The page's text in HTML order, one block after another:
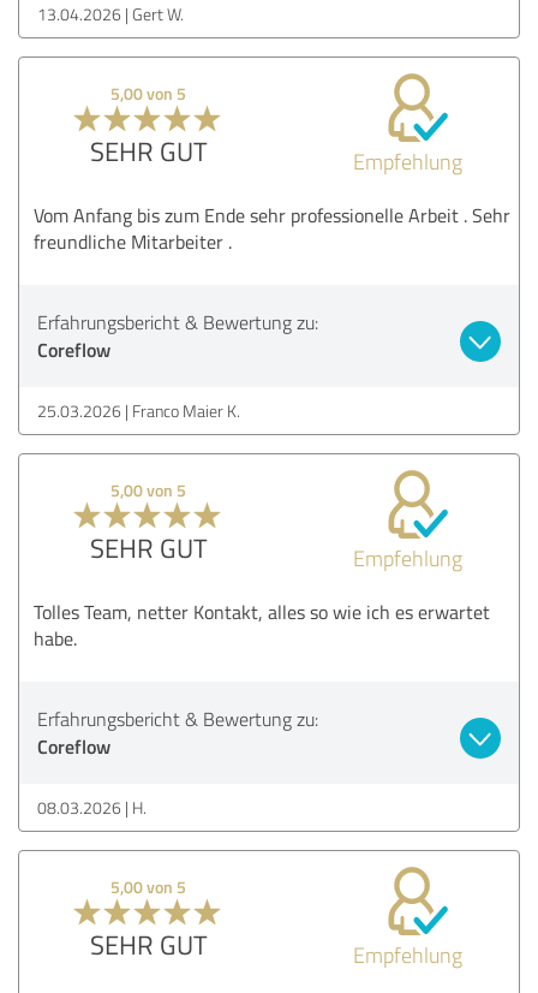
13.04.2026 Gert W.
5,00 von 5
SEHR GUT Empfehlung
Vom Anfang bis zum Ende sehr professionelle Arbeit . Sehr
freundliche Mitarbeiter .
Erfahrungsbericht & Bewertung zu:
Coreflow
25.03.2026 Franco Maier K.
5,00 von 5
SEHR GUT Empfehlung
Tolles Team, netter Kontakt, alles so wie ich es erwartet
habe.
Erfahrungsbericht & Bewertung zu:
Coreflow
08.03.2026 H.
5,00 von 5
SEHR GUT Empfehlung